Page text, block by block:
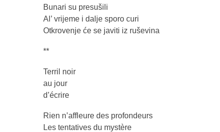
Bunari su presušili
Al’ vrijeme i dalje sporo curi
Otkrovenje će se javiti iz ruševina
**
Terril noir
au jour
d’écrire
Rien n’affleure des profondeurs
Les tentatives du mystère